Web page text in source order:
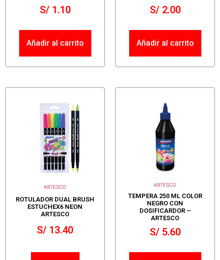
S/1.10
Añadir al carrito
S/2.00
Añadir al carrito
ARTESCO
ROTULADOR DUAL BRUSH
ESTUCHEX6 NEON
ARTESCO
S/ 13.40
ARTESCO
TEMPERA 250 ML COLOR
NEGRO CON
DOSIFICARDOR –
ARTESCO
S/5.60